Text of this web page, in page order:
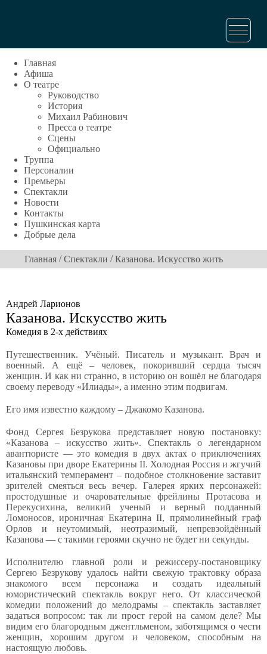
Главная
Афиша
О театре
Руководство
История
Михаил Рабинович
Пресса о театре
Сцены
Официально
Труппа
Персоналии
Премьеры
Спектакли
Новости
Контакты
Пушкинская карта
Добрые дела
Главная /Спектакли /Казанова. Искусство жить
Андрей Ларионов
Казанова. Искусство жить
Комедия в 2-х действиях
Путешественник. Учёный. Писатель и музыкант. Врач и
военный. А ещё – человек, покоривший сердца тысяч
женщин. И как ни странно, в историю он вошёл не благодаря
своему переводу «Илиады», а именно этим подвигам.
Его имя известно каждому – Джакомо Казанова.
Фонд Сергея Безрукова представляет новую постановку:
«Казанова – искусство жить». Спектакль о легендарном
авантюристе — это комедия в двух актах о приключениях
Казановы при дворе Екатерины II. Холодная Россия и жгучий
итальянский темперамент – подобное столкновение заставит
зрителей смеяться весь вечер. Галерея ярких персонажей:
простодушные и очаровательные фрейлины Протасова и
Перекусихина, великий ученый и верный подданный
Ломоносов, ироничная Екатерина II, прямолинейный граф
Орлов и неутомимый, неотразимый, непревзойдённый
Казанова — с такими героями скучно не будет ни секунды.
Исполнителю главной роли и режиссеру-постановщику
Сергею Безрукову удалось найти свежую трактовку образа
знакомого всем персонажа и создать идеальный
юмористический спектакль вокруг него. От классической
комедии положений до мелодрамы – спектакль заставляет
задаться вопросом: так ли прост герой на самом деле? Мы
видим его благородным джентльменом, заботящимся о чести
женщин, хорошим другом и человеком, способным на
настоящую любовь.